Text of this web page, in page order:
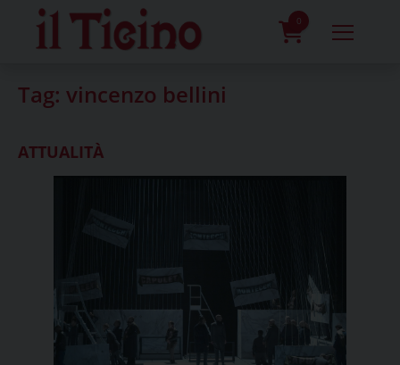
content
0
Tag: vincenzo bellini
ATTUALITÀ